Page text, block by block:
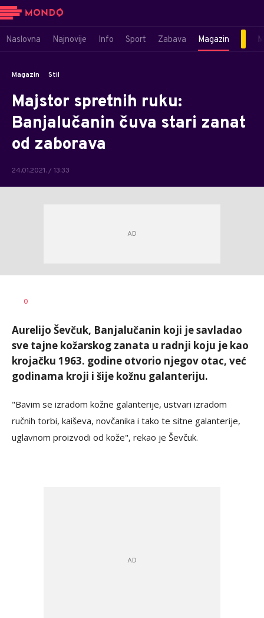
Naslovna Najnovije Info Sport Zabava Magazin
Magazin Stil
Majstor spretnih ruku:
Banjalučanin čuva stari zanat
od zaborava
24.01.2021. / 13:33
AUTORI
Anadolija
0
Aurelijo Ševčuk, Banjalučanin koji je savladao
sve tajne kožarskog zanata u radnji koju je kao
krojačku 1963. godine otvorio njegov otac, već
godinama kroji i šije kožnu galanteriju.
"Bavim se izradom kožne galanterije, ustvari izradom
ručnih torbi, kaiševa, novčanika i tako te sitne galanterije,
uglavnom proizvodi od kože", rekao je Ševčuk.